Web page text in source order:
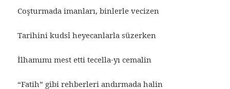
Coşturmada imanları, binlerle vecizen
Tarihini kudsî heyecanlarla süzerken
İlhamımı mest etti tecella-yı cemalin
“Fatih” gibi rehberleri andırmada halin